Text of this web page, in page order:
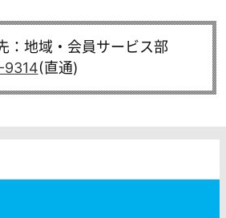
：地域・会員サービス部
(直通)